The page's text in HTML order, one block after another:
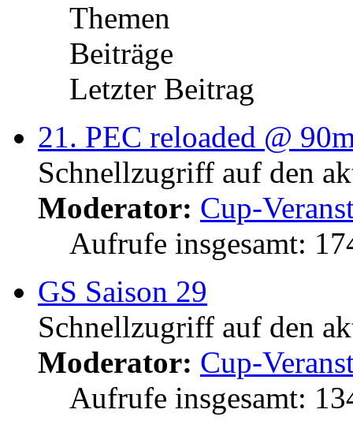
Themen
Beiträge
Letzter Beitrag
21. PEC reloaded @
Schnellzugriff auf den
Moderator: Cup-
Aufrufe insgesamt:
GS Saison 29
Schnellzugriff auf den
Moderator: Cup-
Aufrufe insgesamt: